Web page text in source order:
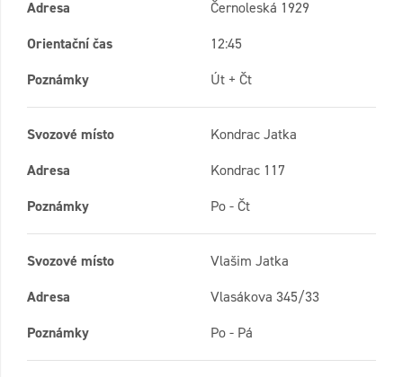
Adresa
Černoleská 1929
Orientační čas
12:45
Poznámky
Út + Čt
Svozové místo
Kondrac Jatka
Adresa
Kondrac 117
Poznámky
Po - Čt
Svozové místo
Vlašim Jatka
Adresa
Vlasákova 345/33
Poznámky
Po - Pá